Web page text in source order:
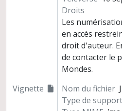
Droits
Les
en accès
droit d'auteur.
de contacter le
Mondes.
Vignette
Nom du fichier
Type de support